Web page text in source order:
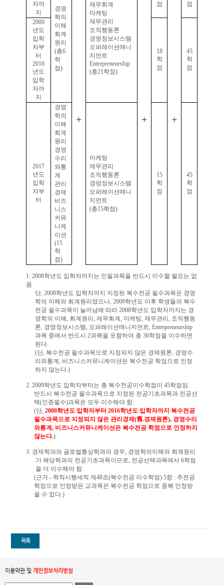
자까
지
경영
학의
이해
회계
원리
(총6
학
점)
+
재무회계
마케팅
재무관리
조직행동론
경영정보시스템
오퍼레이션매니
지먼트
Entrepreneurship
(총21학점)
+
점
+
점
2009
년도
입학
자부
터
2016
년도
입학
자까
지
18
학
점
45
학
점
2017
년도
입학
자부
터
경영
학의
이해
회계
원리
경영
수리
와통
계
관리
경제
비즈
니스
커뮤
니케
이션
(15
학
점)
마케팅
재무관리
조직행동론
경영정보시스템
오퍼레이션매니
지먼트
(총15학점)
15
학
점
45
학
점
1. 2008학년도 입학자까지는 인필과목을 반드시 이수할 필요는 없
음
단, 2008학년도 입학자까지 지정된 복수전공 필수과목은 경영
학의 이해와 회계원리였으나, 2009학년도 이후 학생들의 복수
전공 필수과목이 늘어남에 따라 2008학년도 입학자까지는 경
영학의 이해, 회계원리 , 재무회계 , 마케팅, 재무관리 , 조직행동
론, 경영정보시스템, 오퍼레이션매니지먼트, Entrepreneurship
과목 중에서 반드시 2과목을 포함하여 총 36학점을 이수하면
된다.
(단, 복수전공 필수과목으로 지정되지 않은 경제원론, 경영수
리와통계 , 비즈니스커뮤니케이션은 복수전공 학점으로 인정
하지 않는다.)
2. 2009학년도 입학자부터는 총 복수전공이수학점이45학점임 .
반드시 복수전공 필수과목으로 지정된 전공기초과목과 전공선
택(인증필수)과목은 모두 이수해야 함.
(단, 2008학년도 입학자부터 2016학년도 입학자까지 복수전공
필수과목으로 지정되지 않은 관리경제 (舊.경제원론), 경영수리
와통계 , 비즈니스커뮤니케이션은 복수전공 학점으로 인정하지
않는다.)
3. 경제학과와 글로벌통상학과의 경우, 경영학의이해와 회계원리
가 해당학과의 전공기초과목이므로, 전공선택과목에서6학점
을 더 이수해야 함.
(근거 - 학칙시행세칙 제 48조(복수전공 이수학점) 5항 : 주전공
학점으로 인정받은 교과목은 복수전공 학점으로 중복 인정받
을 수 없다.)
목록
이용약관 및 개인정보처리방침